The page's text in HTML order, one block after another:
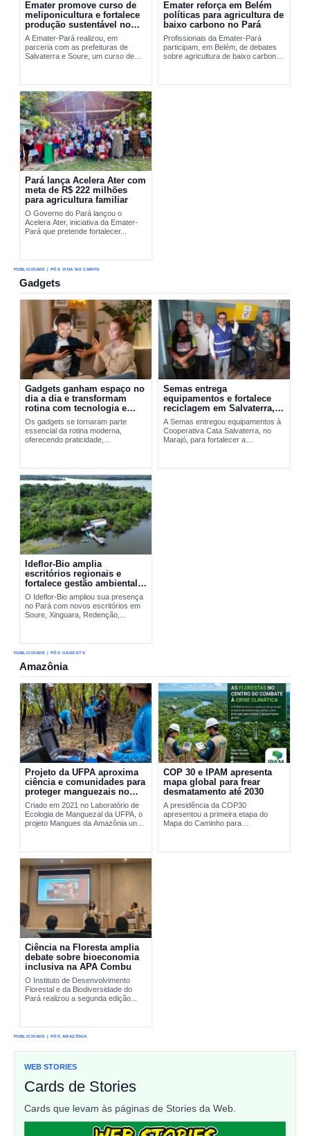
Emater promove curso de
meliponicultura e fortalece
produção sustentável no
Marajó
A Emater-Pará realizou, em
parceria com as prefeituras de
Salvaterra e Soure, um curso de
sustentável de...
Emater reforça em Belém
políticas para agricultura de
baixo carbono no Pará
Profissionais da Emater-Pará
participam, em Belém, de debates
sobre agricultura de baixo carbono
Pará lança Acelera Ater com
meta de R$ 222 milhões
para agricultura familiar
O Governo do Pará lançou o
Acelera Ater, iniciativa da Emater-
Pará que pretende fortalecer...
PUBLICIDADE | PÓS VIDA NO CAMPO
Gadgets
Gadgets ganham espaço no
dia a dia e transformam
rotina com tecnologia e
praticidade
Os gadgets se tornaram parte
essencial da rotina moderna,
oferecendo praticidade,
dispositivos vai do Walkman aos
smartphones...
Semas entrega
equipamentos e fortalece
reciclagem em Salvaterra,
no Marajó
A Semas entregou equipamentos à
Cooperativa Cata Salvaterra, no
Marajó, para fortalecer a
Ideflor-Bio amplia
escritórios regionais e
fortalece gestão ambiental
no Pará
O Ideflor-Bio ampliou sua presença
no Pará com novos escritórios em
Soure, Xinguara, Redenção,...
PUBLICIDADE | PÓS GADGETS
Amazônia
Projeto da UFPA aproxima
ciência e comunidades para
proteger manguezais no
Pará
Criado em 2021 no Laboratório de
Ecologia de Manguezal da UFPA, o
projeto Mangues da Amazônia une
COP 30 e IPAM apresenta
mapa global para frear
desmatamento até 2030
A presidência da COP30
apresentou a primeira etapa do
Mapa do Caminho para
Ciência na Floresta amplia
debate sobre bioeconomia
inclusiva na APA Combu
O Instituto de Desenvolvimento
Florestal e da Biodiversidade do
Pará realizou a segunda edição...
PUBLICIDADE | PÓS AMAZÔNIA
WEB STORIES
Cards de Stories
Cards que levam às páginas de Stories da Web.